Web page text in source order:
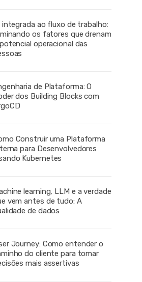
integrada ao fluxo de trabalho:
os fatores que drenam
operacional das
de Plataforma: O
dos Building Blocks com
Construir uma Plataforma
para Desenvolvedores
Kubernetes
learning, LLM e a verdade
vem antes de tudo: A
de dados
Journey: Como entender o
do cliente para tomar
mais assertivas